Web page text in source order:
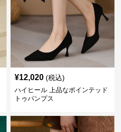
¥12,020 (税込)
ハイヒール 上品なポインテッド
トゥパンプス